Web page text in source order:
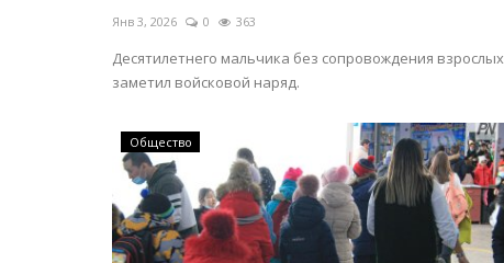
Янв 3, 2026 0 363
Десятилетнего мальчика без сопровождения взрослых
заметил войсковой наряд.
Общество